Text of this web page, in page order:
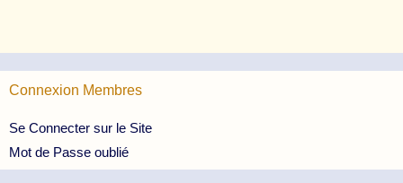
Connexion Membres
Se Connecter sur le Site
Mot de Passe oublié